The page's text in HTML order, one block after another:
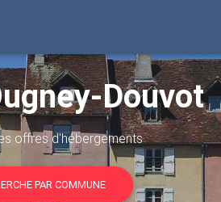
Douvot
offres d'hébergements
PAR COMMUNE